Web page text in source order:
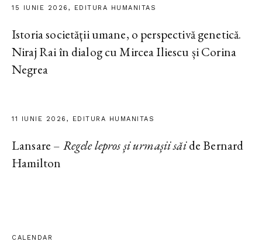
15 IUNIE 2026, EDITURA HUMANITAS
Istoria societății umane, o perspectivă genetică.
Niraj Rai în dialog cu Mircea Iliescu și Corina
Negrea
11 IUNIE 2026, EDITURA HUMANITAS
Lansare – Regele lepros și urmașii săide Bernard
Hamilton
CALENDAR